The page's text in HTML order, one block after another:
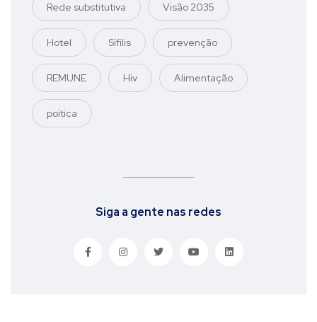
Rede substitutiva Visão 2035
Hotel Sífilis prevenção
REMUNE Hiv Alimentação
poítica
Siga a gente nas redes